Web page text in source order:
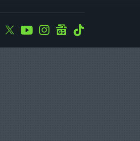
Facebook
TwitterYoutubeInstagramgooglenews